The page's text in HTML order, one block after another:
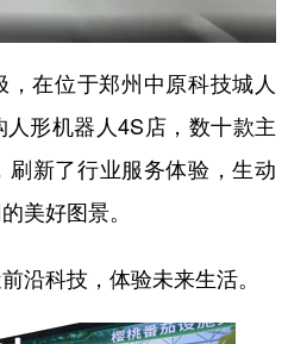
银龄 溯源中国
时尚 悦读
亚太网 上市公司
在位于郑州中原科技城人
形机器人4S店，数十款主
新了行业服务体验，生动
美好图景。
科技，体验未来生活。